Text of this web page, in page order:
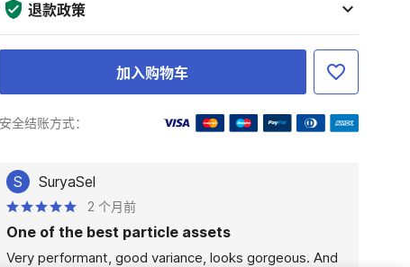
退款政策
加入购物车
安全结账方式：
S SuryaSel
2 个月前
One of the best particle assets
Very performant, good variance, looks gorgeous. And